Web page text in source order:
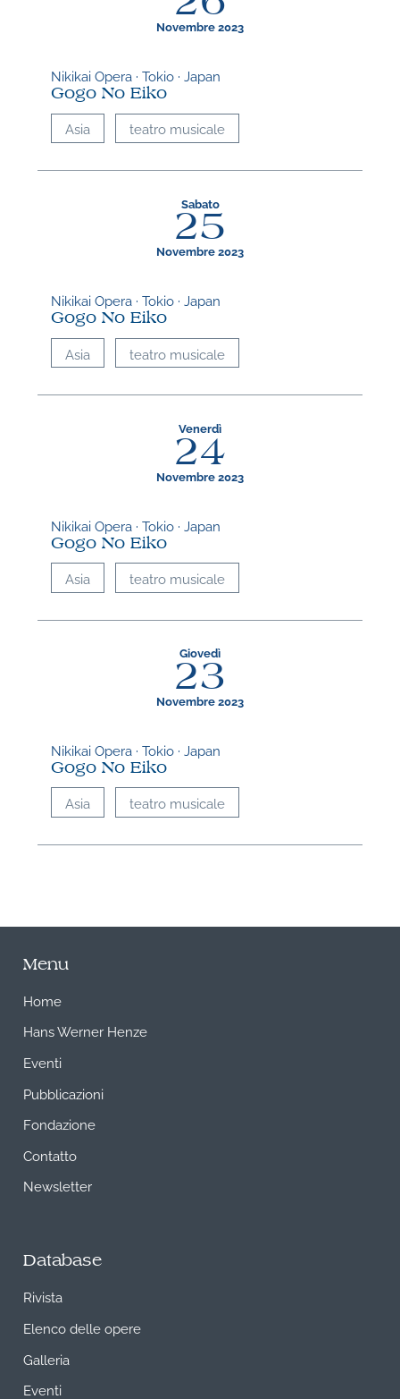
Novembre 2023
Nikikai Opera · Tokio · Japan
Gogo No Eiko
Asia teatro musicale
Sabato
25
Novembre 2023
Nikikai Opera · Tokio · Japan
Gogo No Eiko
Asia teatro musicale
Venerdì
24
Novembre 2023
Nikikai Opera · Tokio · Japan
Gogo No Eiko
Asia teatro musicale
Giovedì
23
Novembre 2023
Nikikai Opera · Tokio · Japan
Gogo No Eiko
Asia teatro musicale
Menu
Home
Hans Werner Henze
Eventi
Pubblicazioni
Fondazione
Contatto
Newsletter
Database
Rivista
Elenco delle opere
Galleria
Eventi